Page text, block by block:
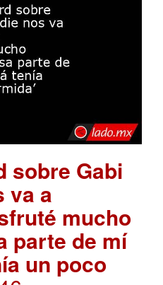
sobre Gabi
va a
mucho
parte de mí
un poco